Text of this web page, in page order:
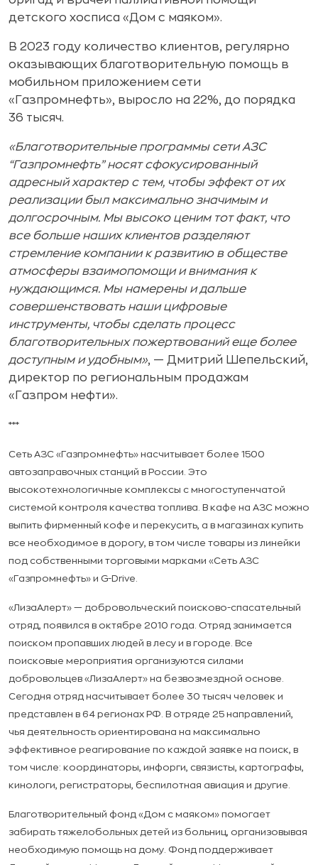
детского хосписа «Дом с маяком».
В 2023 году количество клиентов, регулярно
оказывающих благотворительную помощь в
мобильном приложением сети
«Газпромнефть», выросло на 22%, до порядка
36 тысяч.
«Благотворительные программы сети АЗС
“Газпромнефть” носят сфокусированный
адресный характер с тем, чтобы эффект от их
реализации был максимально значимым и
долгосрочным. Мы высоко ценим тот факт, что
все больше наших клиентов разделяют
стремление компании к развитию в обществе
атмосферы взаимопомощи и внимания к
нуждающимся. Мы намерены и дальше
совершенствовать наши цифровые
инструменты, чтобы сделать процесс
благотворительных пожертвований еще более
доступным и удобным», — Дмитрий Шепельский,
директор по региональным продажам
«Газпром нефти».
***
Сеть АЗС «Газпромнефть» насчитывает более 1500
автозаправочных станций в России. Это
высокотехнологичные комплексы с многоступенчатой
системой контроля качества топлива. В кафе на АЗС можно
выпить фирменный кофе и перекусить, а в магазинах купить
все необходимое в дорогу, в том числе товары из линейки
под собственными торговыми марками «Сеть АЗС
«Газпромнефть» и G-Drive.
«ЛизаАлерт» — добровольческий поисково-спасательный
отряд, появился в октябре 2010 года. Отряд занимается
поиском пропавших людей в лесу и в городе. Все
поисковые мероприятия организуются силами
добровольцев «ЛизаАлерт» на безвозмездной основе.
Сегодня отряд насчитывает более 30 тысяч человек и
представлен в 64 регионах РФ. В отряде 25 направлений,
чья деятельность ориентирована на максимально
эффективное реагирование по каждой заявке на поиск, в
том числе: координаторы, инфорги, связисты, картографы,
кинологи, регистраторы, беспилотная авиация и другие.
Благотворительный фонд «Дом с маяком» помогает
забирать тяжелобольных детей из больниц, организовывая
необходимую помощь на дому. Фонд поддерживает